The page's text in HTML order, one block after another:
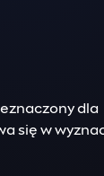
dla
się w